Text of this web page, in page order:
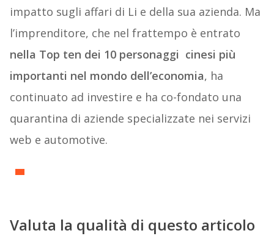
impatto sugli affari di Li e della sua azienda. Ma
l’imprenditore, che nel frattempo è entrato
nella Top ten dei 10 personaggi cinesi più
importanti nel mondo dell’economia, ha
continuato ad investire e ha co-fondato una
quarantina di aziende specializzate nei servizi
web e automotive.
Valuta la qualità di questo articolo